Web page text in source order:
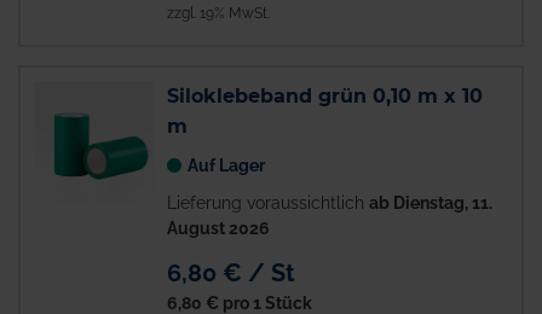
zzgl. 19% MwSt.
Siloklebeband grün 0,10 m x 10
m
Auf Lager
Lieferung voraussichtlich ab Dienstag, 11.
August 2026
6,80 € / St
6,80 € pro 1 Stück